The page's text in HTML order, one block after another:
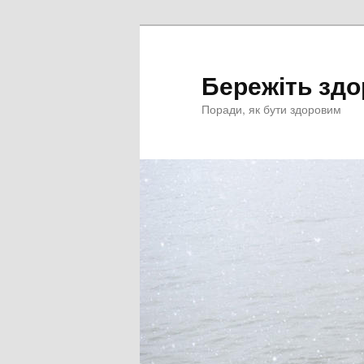
Бережіть
Поради, як бути здоровим